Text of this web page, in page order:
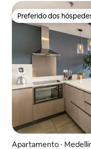
Preferido dos
Preferido dos
Apartamento ⋅